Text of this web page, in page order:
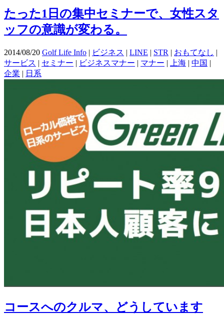
たった1日の集中セミナーで、女性スタ
ッフの意識が変わる。
2014/08/20 Golf Life Info | ビジネス | LINE | STR | おもてなし |
サービス | セミナー | ビジネスマナー | マナー | 上海 | 中国 |
企業 | 日系
コースへのクルマ、どうしています